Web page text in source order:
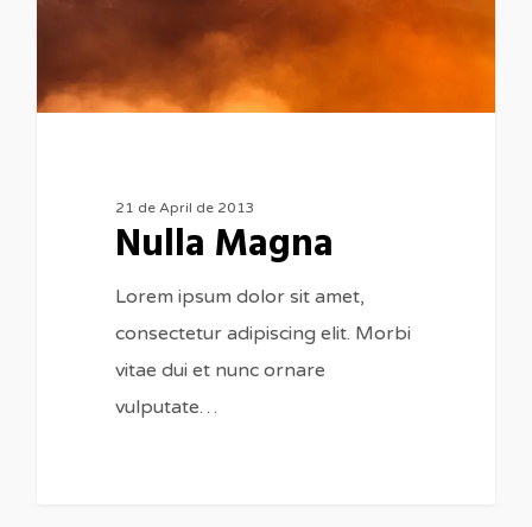
21 de April de 2013
Nulla Magna
Lorem ipsum dolor sit amet,
consectetur adipiscing elit. Morbi
vitae dui et nunc ornare
vulputate…